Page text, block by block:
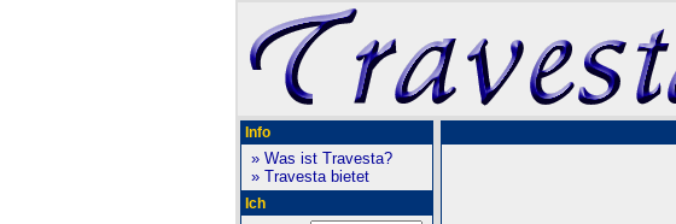
Info
» Was ist Travesta?
» Travesta bietet
Ich